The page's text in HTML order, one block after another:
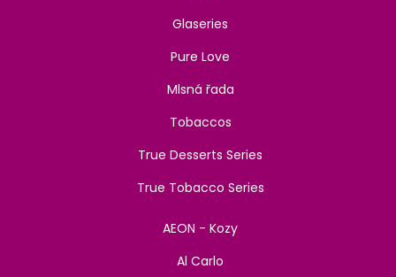
Glaseries
Pure Love
Mlsná řada
Tobaccos
True Desserts Series
True Tobacco Series
AEON - Kozy
Al Carlo